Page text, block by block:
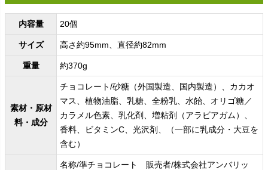
内容量 20個
サイズ 高さ約95mm、直径約82mm
重量 約370g
素材・原材
料・成分
チョコレート/砂糖（外国製造、国内製造）、カカオ
マス、植物油脂、乳糖、全粉乳、水飴、オリゴ糖／
カラメル色素、乳化剤、増粘剤（アラビアガム）、
香料、ビタミンC、光沢剤、（一部に乳成分・大豆を
含む）
名称/準チョコレート 販売者/株式会社アンバリッ